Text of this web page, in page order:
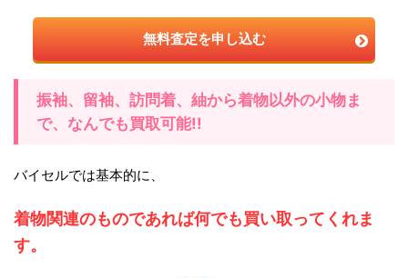
無料査定を申し込む
振袖、留袖、訪問着、紬から着物以外の小物ま
で、なんでも買取可能!!
バイセルでは基本的に、
着物関連のものであれば何でも買い取ってくれま
す。